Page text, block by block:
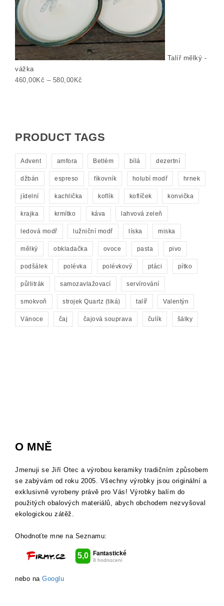
Talíř mělký -
vážka
460,00Kč – 580,00 Kč
PRODUCT TAGS
Advent amfora Betlém bílá dezertní
džbán espreso fíkovník holubí modř hrnek
jídelní kachlička koflík koflíček konvička
krajka krmítko káva lahvová zeleň
ledová modř lužniční modř líska miska
mělký obkladačka ovoce pasta pivo
podšálek polévka polévkový ptáci pítko
půllitrák samozavlažovací servírování
smokvoň strojek Quartz (tiká) talíř Valentýn
Vánoce čaj čajová souprava čulík šálky
O MNĚ
Jmenuji se Jiří Otec a výrobou keramiky tradičním způsobem
se zabývám od roku 2005. Všechny výrobky jsou originální a
exklusivně vyrobeny právě pro Vás! Výrobky balím do
použitých obalových materiálů, abych obchodem nezvyšoval
ekologickou zátěž.
Ohodnoťte mne na Seznamu:
nebo na Googlu